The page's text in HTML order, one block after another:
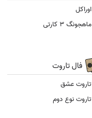
اوراکل
ماهجونگ 3 کارتی
فال تاروت
تاروت عشق
تاروت نوع دوم